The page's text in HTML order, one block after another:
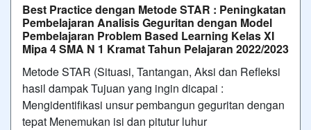
Best Practice dengan Metode STAR : Peningkatan
Pembelajaran Analisis Geguritan dengan Model
Pembelajaran Problem Based Learning Kelas XI
Mipa 4 SMA N 1 Kramat Tahun Pelajaran 2022/2023
Metode STAR (Situasi, Tantangan, Aksi dan Refleksi
hasil dampak Tujuan yang ingin dicapai :
Mengidentifikasi unsur pembangun geguritan dengan
tepat Menemukan isi dan pitutur luhur